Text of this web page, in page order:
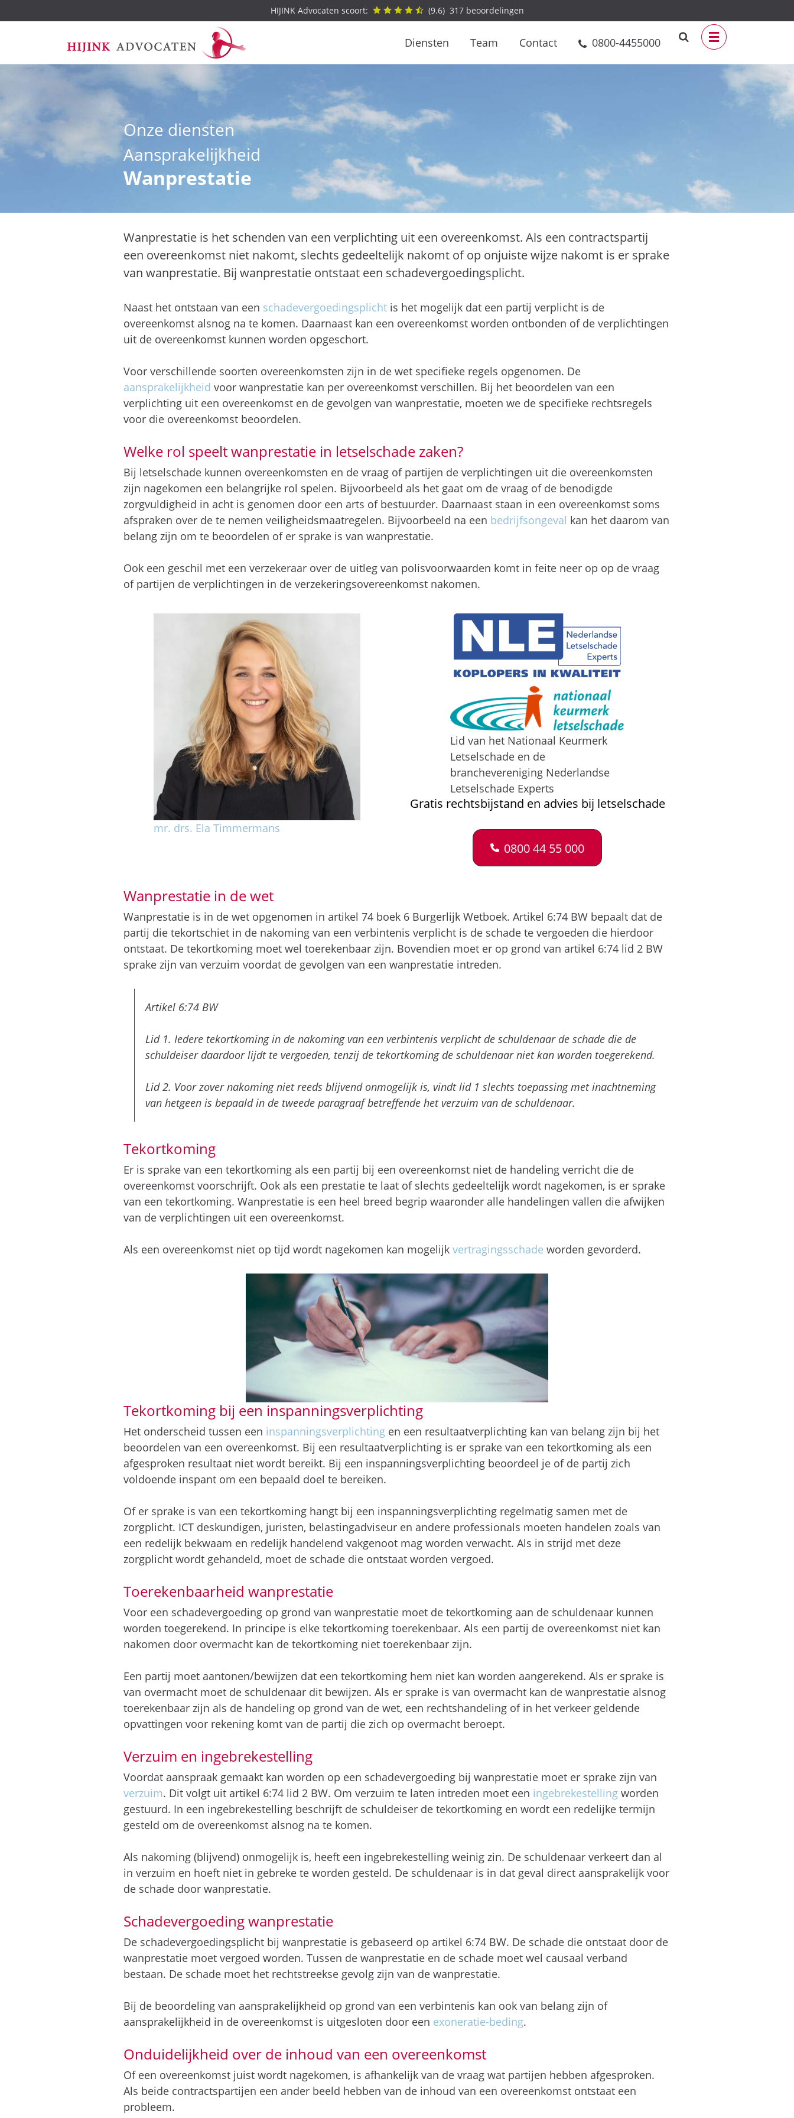
naar
de
inhoud
HIJINK Advocaten scoort: (9.6) 317beoordelingen
Diensten Team Contact 0800-4455000
Onze diensten
Aansprakelijkheid
Wanprestatie
Wanprestatie is het schenden van een verplichting uit een overeenkomst. Als een contractspartij
een overeenkomst niet nakomt, slechts gedeeltelijk nakomt of op onjuiste wijze nakomt is er sprake
van wanprestatie. Bij wanprestatie ontstaat een schadevergoedingsplicht.
Naast het ontstaan van een schadevergoedingsplicht is het mogelijk dat een partij verplicht is de
overeenkomst alsnog na te komen. Daarnaast kan een overeenkomst worden ontbonden of de verplichtingen
uit de overeenkomst kunnen worden opgeschort.
Voor verschillende soorten overeenkomsten zijn in de wet specifieke regels opgenomen. De
aansprakelijkheid voor wanprestatie kan per overeenkomst verschillen. Bij het beoordelen van een
verplichting uit een overeenkomst en de gevolgen van wanprestatie, moeten we de specifieke rechtsregels
voor die overeenkomst beoordelen.
Welke rol speelt wanprestatie in letselschade zaken?
Bij letselschade kunnen overeenkomsten en de vraag of partijen de verplichtingen uit die overeenkomsten
zijn nagekomen een belangrijke rol spelen. Bijvoorbeeld als het gaat om de vraag of de benodigde
zorgvuldigheid in acht is genomen door een arts of bestuurder. Daarnaast staan in een overeenkomst soms
afspraken over de te nemen veiligheidsmaatregelen. Bijvoorbeeld na een bedrijfsongeval kan het daarom van
belang zijn om te beoordelen of er sprake is van wanprestatie.
Ook een geschil met een verzekeraar over de uitleg van polisvoorwaarden komt in feite neer op op de vraag
of partijen de verplichtingen in de verzekeringsovereenkomst nakomen.
mr. drs. Ela Timmermans
Lid van het Nationaal Keurmerk
Letselschade en de
branchevereniging Nederlandse
Letselschade Experts
Gratis rechtsbijstand en advies bij letselschade
0800 44 55 000
Wanprestatie in de wet
Wanprestatie is in de wet opgenomen in artikel 74 boek 6 Burgerlijk Wetboek. Artikel 6:74 BW bepaalt dat de
partij die tekortschiet in de nakoming van een verbintenis verplicht is de schade te vergoeden die hierdoor
ontstaat. De tekortkoming moet wel toerekenbaar zijn. Bovendien moet er op grond van artikel 6:74 lid 2 BW
sprake zijn van verzuim voordat de gevolgen van een wanprestatie intreden.
Artikel 6:74 BW
Lid 1. Iedere tekortkoming in de nakoming van een verbintenis verplicht de schuldenaar de schade die de
schuldeiser daardoor lijdt te vergoeden, tenzij de tekortkoming de schuldenaar niet kan worden toegerekend.
Lid 2. Voor zover nakoming niet reeds blijvend onmogelijk is, vindt lid 1 slechts toepassing met inachtneming
van hetgeen is bepaald in de tweede paragraaf betreffende het verzuim van de schuldenaar.
Tekortkoming
Er is sprake van een tekortkoming als een partij bij een overeenkomst niet de handeling verricht die de
overeenkomst voorschrijft. Ook als een prestatie te laat of slechts gedeeltelijk wordt nagekomen, is er sprake
van een tekortkoming. Wanprestatie is een heel breed begrip waaronder alle handelingen vallen die afwijken
van de verplichtingen uit een overeenkomst.
Als een overeenkomst niet op tijd wordt nagekomen kan mogelijk vertragingsschade worden gevorderd.
Tekortkoming bij een inspanningsverplichting
Het onderscheid tussen een inspanningsverplichting en een resultaatverplichting kan van belang zijn bij het
beoordelen van een overeenkomst. Bij een resultaatverplichting is er sprake van een tekortkoming als een
afgesproken resultaat niet wordt bereikt. Bij een inspanningsverplichting beoordeel je of de partij zich
voldoende inspant om een bepaald doel te bereiken.
Of er sprake is van een tekortkoming hangt bij een inspanningsverplichting regelmatig samen met de
zorgplicht. ICT deskundigen, juristen, belastingadviseur en andere professionals moeten handelen zoals van
een redelijk bekwaam en redelijk handelend vakgenoot mag worden verwacht. Als in strijd met deze
zorgplicht wordt gehandeld, moet de schade die ontstaat worden vergoed.
Toerekenbaarheid wanprestatie
Voor een schadevergoeding op grond van wanprestatie moet de tekortkoming aan de schuldenaar kunnen
worden toegerekend. In principe is elke tekortkoming toerekenbaar. Als een partij de overeenkomst niet kan
nakomen door overmacht kan de tekortkoming niet toerekenbaar zijn.
Een partij moet aantonen/bewijzen dat een tekortkoming hem niet kan worden aangerekend. Als er sprake is
van overmacht moet de schuldenaar dit bewijzen. Als er sprake is van overmacht kan de wanprestatie alsnog
toerekenbaar zijn als de handeling op grond van de wet, een rechtshandeling of in het verkeer geldende
opvattingen voor rekening komt van de partij die zich op overmacht beroept.
Verzuim en ingebrekestelling
Voordat aanspraak gemaakt kan worden op een schadevergoeding bij wanprestatie moet er sprake zijn van
verzuim. Dit volgt uit artikel 6:74 lid 2 BW. Om verzuim te laten intreden moet een ingebrekestelling worden
gestuurd. In een ingebrekestelling beschrijft de schuldeiser de tekortkoming en wordt een redelijke termijn
gesteld om de overeenkomst alsnog na te komen.
Als nakoming (blijvend) onmogelijk is, heeft een ingebrekestelling weinig zin. De schuldenaar verkeert dan al
in verzuim en hoeft niet in gebreke te worden gesteld. De schuldenaar is in dat geval direct aansprakelijk voor
de schade door wanprestatie.
Schadevergoeding wanprestatie
De schadevergoedingsplicht bij wanprestatie is gebaseerd op artikel 6:74 BW. De schade die ontstaat door de
wanprestatie moet vergoed worden. Tussen de wanprestatie en de schade moet wel causaal verband
bestaan. De schade moet het rechtstreekse gevolg zijn van de wanprestatie.
Bij de beoordeling van aansprakelijkheid op grond van een verbintenis kan ook van belang zijn of
aansprakelijkheid in de overeenkomst is uitgesloten door een exoneratie-beding.
Onduidelijkheid over de inhoud van een overeenkomst
Of een overeenkomst juist wordt nagekomen, is afhankelijk van de vraag wat partijen hebben afgesproken.
Als beide contractspartijen een ander beeld hebben van de inhoud van een overeenkomst ontstaat een
probleem.